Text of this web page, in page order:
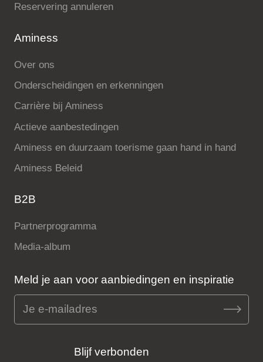
Reservering annuleren
Aminess
Over ons
Onderscheidingen en erkenningen
Carrière bij Aminess
Actieve aanbestedingen
Aminess en duurzaam toerisme gaan hand in hand
Aminess Beleid
B2B
Partnerprogramma
Media-album
Meld je aan voor aanbiedingen en inspiratie
Blijf verbonden